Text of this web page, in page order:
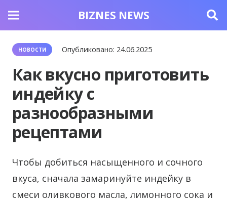
BIZNES NEWS
НОВОСТИ Опубликовано: 24.06.2025
Как вкусно приготовить
индейку с
разнообразными
рецептами
Чтобы добиться насыщенного и сочного
вкуса, сначала замаринуйте индейку в
смеси оливкового масла, лимонного сока и